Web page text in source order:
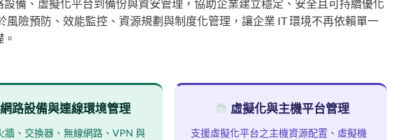
備、虛擬化平台到備份與資安管理，協助企業建立穩定、安全且可持續優化
險預防、效能監控、資源規劃與制度化管理，讓企業 IT 環境不再依賴單一
網路設備與連線環境管理
牆、交換器、無線網路、VPN 與
虛擬化與主機平台管理
支援虛擬化平台之主機資源配置、虛擬機